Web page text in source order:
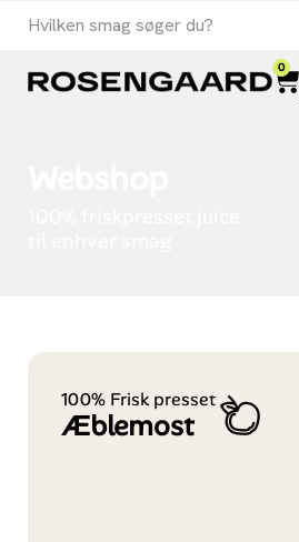
0
100% Frisk presset
Æblemost